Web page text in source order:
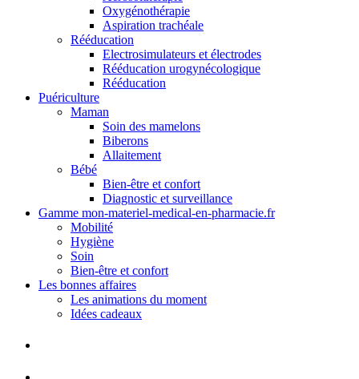
Oxygénothérapie
Aspiration trachéale
Rééducation
Electrosimulateurs et électrodes
Rééducation urogynécologique
Rééducation
Puériculture
Maman
Soin des mamelons
Biberons
Allaitement
Bébé
Bien-être et confort
Diagnostic et surveillance
Gamme mon-materiel-medical-en-pharmacie.fr
Mobilité
Hygiène
Soin
Bien-être et confort
Les bonnes affaires
Les animations du moment
Idées cadeaux